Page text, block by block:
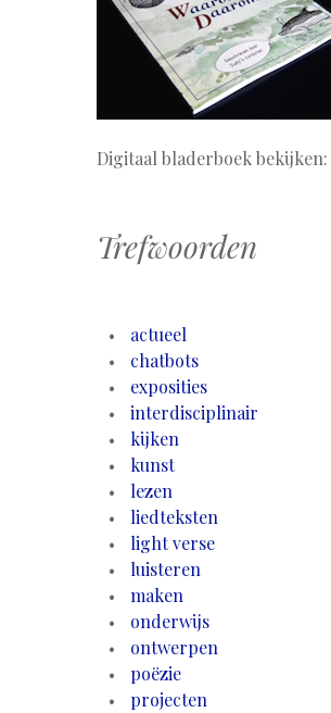
Digitaal bladerboek bekijken:
Trefwoorden
actueel
chatbots
exposities
interdisciplinair
kijken
kunst
lezen
liedteksten
light verse
luisteren
maken
onderwijs
ontwerpen
poëzie
projecten